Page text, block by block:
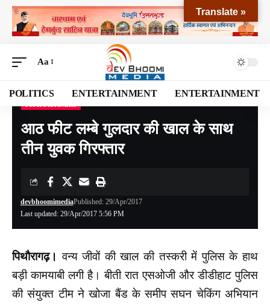
Aa
POLITICS ENTERTAINMENT ENTERTAINMENT
Devbhoomi Media >Blog> NATIONAL>UTTARAKHAND>PITHORAGARH
आठ फीट लम्बे गुलदार की खाल के साथ
तीन युवक गिरफ्तार
Last updated: 29/Apr/2017 5:56 PM
devbhoomimediaPublished: 29/Apr/2017
पिथौरागढ़। वन्य जीवों की खाल की तस्करी में पुलिस के हाथ
बड़ी कामयाबी लगी है। बीती रात एसओजी और डीडीहाट पुलिस
की संयुक्त टीम ने खोजा बैंड के समीप सघन चेकिंग अभियान
Translate »